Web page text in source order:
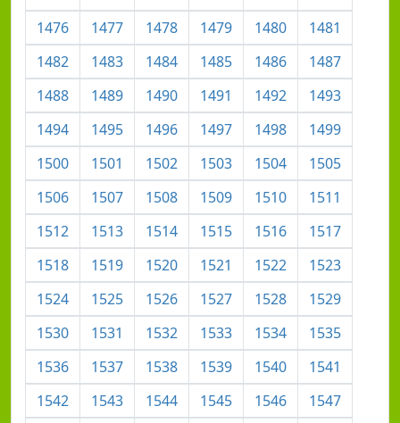
1476
1477 1478 1479 1480
1481
1482
1483 1484 1485 1486
1487
1488
1489 1490 1491 1492
1493
1494
1495 1496 1497 1498
1499
1500
1501 1502 1503 1504
1505
1506
1507 1508 1509 1510
1511
1512
1513 1514 1515 1516
1517
1518
1519 1520 1521 1522
1523
1524
1525 1526 1527 1528
1529
1530
1531 1532 1533 1534
1535
1536
1537 1538 1539 1540
1541
1542
1543 1544 1545 1546
1547